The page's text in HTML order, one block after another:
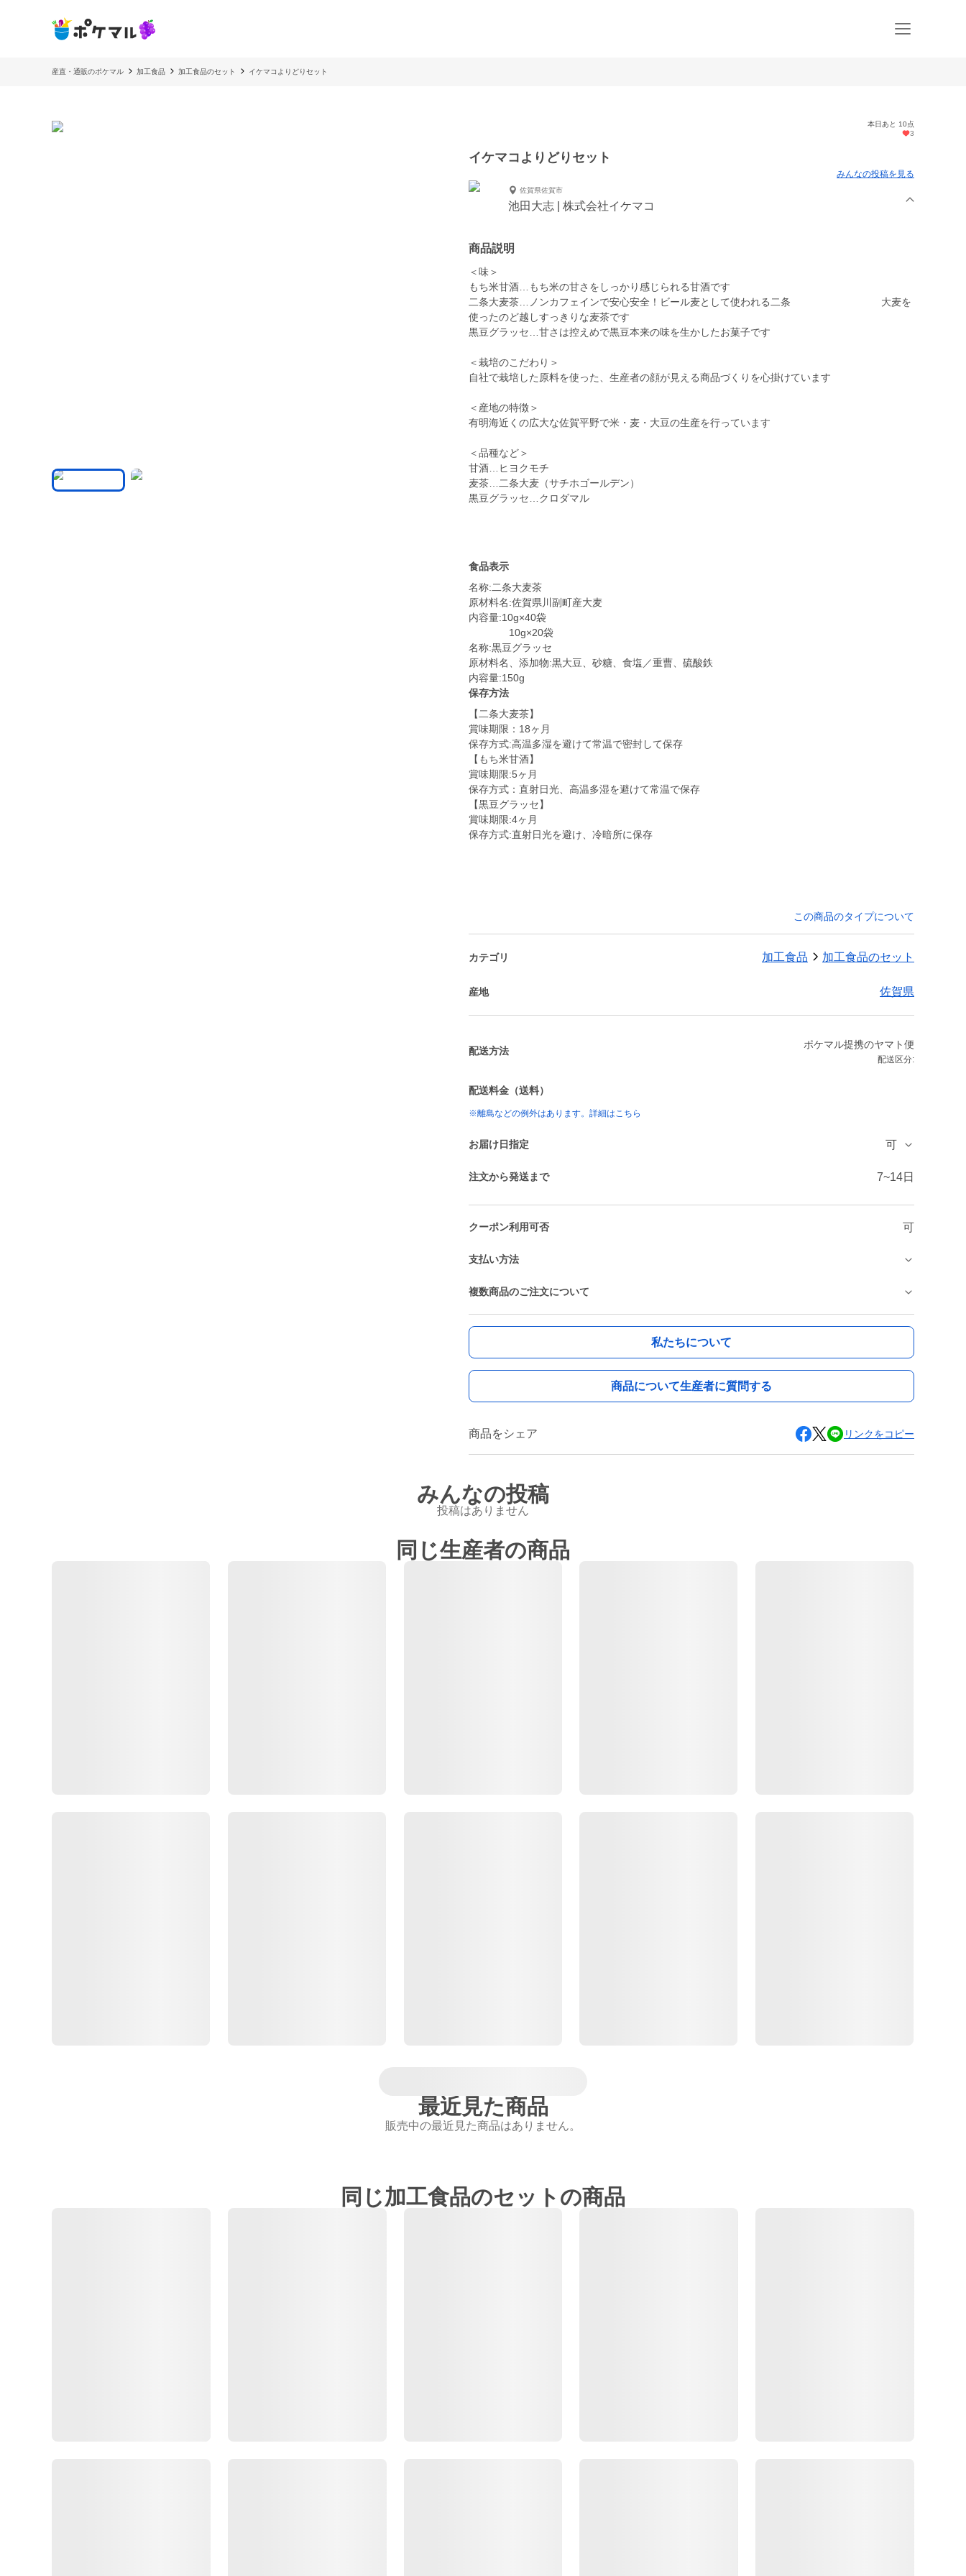
産直・通販のポケマル 加工食品 加工食品のセット イケマコよりどりセット
本日あと 10点
3
イケマコよりどりセット
みんなの投稿を見る
佐賀県佐賀市
池田大志 | 株式会社イケマコ
商品説明
＜味＞
もち米甘酒…もち米の甘さをしっかり感じられる甘酒です
二条大麦茶…ノンカフェインで安心安全！ビール麦として使われる二条 大麦を
使ったのど越しすっきりな麦茶です
黒豆グラッセ…甘さは控えめで黒豆本来の味を生かしたお菓子です
＜栽培のこだわり＞
自社で栽培した原料を使った、生産者の顔が見える商品づくりを心掛けています
＜産地の特徴＞
有明海近くの広大な佐賀平野で米・麦・大豆の生産を行っています
＜品種など＞
甘酒…ヒヨクモチ
麦茶…二条大麦（サチホゴールデン）
黒豆グラッセ…クロダマル
食品表示
名称:二条大麦茶
原材料名:佐賀県川副町産大麦
内容量:10g×40袋
10g×20袋
名称:黒豆グラッセ
原材料名、添加物:黒大豆、砂糖、食塩／重曹、硫酸鉄
内容量:150g
保存方法
【二条大麦茶】
賞味期限：18ヶ月
保存方式:高温多湿を避けて常温で密封して保存
【もち米甘酒】
賞味期限:5ヶ月
保存方式：直射日光、高温多湿を避けて常温で保存
【黒豆グラッセ】
賞味期限:4ヶ月
保存方式:直射日光を避け、冷暗所に保存
この商品のタイプについて
カテゴリ 加工食品 加工食品のセット
産地 佐賀県
配送方法
ポケマル提携のヤマト便
配送区分:
配送料金（送料）
※離島などの例外はあります。詳細はこちら
お届け日指定 可
注文から発送まで 7~14日
クーポン利用可否 可
支払い方法
複数商品のご注文について
私たちについて
商品について生産者に質問する
商品をシェア リンクをコピー
みんなの投稿
投稿はありません
同じ生産者の商品
最近見た商品
販売中の最近見た商品はありません。
同じ加工食品のセットの商品